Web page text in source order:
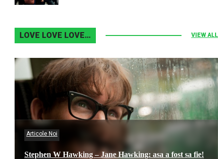
LOVE LOVE LOVE… VIEW ALL
Articole Noi
Stephen W Hawking – Jane Hawking: asa a fost sa fie!